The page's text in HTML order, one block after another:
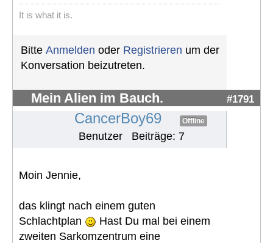
It is what it is.
Bitte Anmelden oder Registrieren um der
Konversation beizutreten.
Mein Alien im Bauch. #1791
CancerBoy69 Offline
Benutzer Beiträge: 7
Moin Jennie,
das klingt nach einem guten
Schlachtplan
Hast Du mal bei einem
zweiten Sarkomzentrum eine